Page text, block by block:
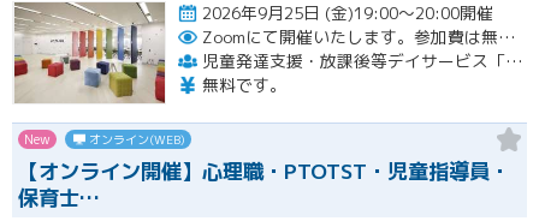
2026年9月25日 (金)19:00～20:00開催
Zoomにて開催いたします。参加費は無料です。
児童発達支援・放課後等デイサービス「LITALICOジュニア」
無料です。
New オンライン(WEB)
【オンライン開催】心理職・PTOTST・児童指導員・
保育士…